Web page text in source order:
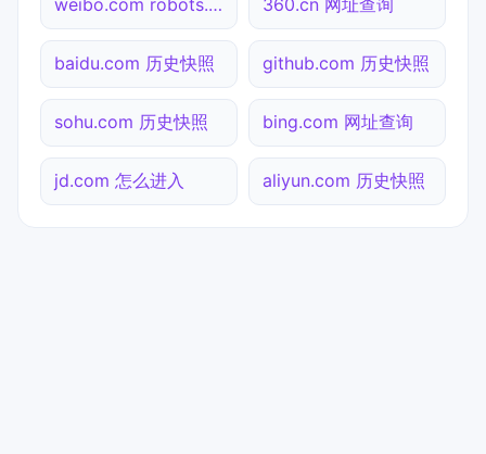
weibo.com robots.txt检测 360.cn 网址查询
baidu.com 历史快照 github.com 历史快照
sohu.com 历史快照 bing.com 网址查询
jd.com 怎么进入 aliyun.com 历史快照